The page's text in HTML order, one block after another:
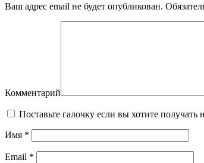
Ваш адрес email не будет опубликован.
Комментарий
Поставьте галочку если вы хотите
Имя *
Email *